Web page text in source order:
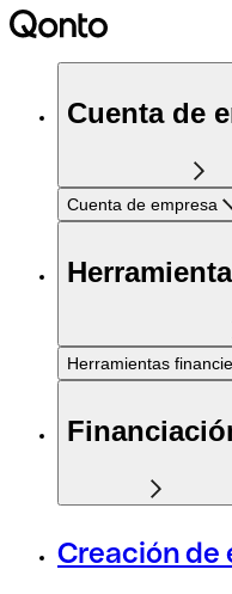
Cuenta de
Cuenta de empresa
Herramientas
Creación de